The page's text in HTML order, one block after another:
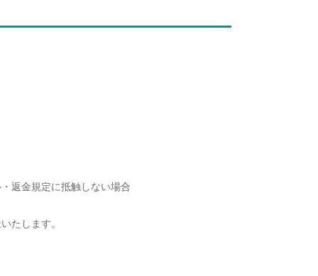
返金規定に抵触しない場合
たします。